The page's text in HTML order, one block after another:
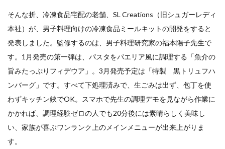
そんな折、冷凍食品宅配の老舗、SL Creations（旧シュガーレディ
本社）が、男子料理向けの冷凍食品ミールキットの開発をすると
発表しました。監修するのは、男子料理研究家の福本陽子先生で
す。1月発売の第一弾は、パスタをパエリア風に調理する「魚介の
旨みたっぷりフィデウア」。3月発売予定は「特製 黒トリュフハ
ンバーグ」です。すべて下処理済みで、生ごみは出ず、包丁を使
わずキッチン鋏でOK。スマホで先生の調理デモを見ながら作業に
かかれば、調理経験ゼロの人でも20分後には素晴らしく美味し
い、家族が喜ぶワンランク上のメインメニューが出来上がりま
す。